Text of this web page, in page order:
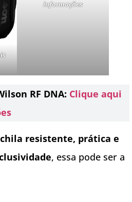
informações
RF DNA: Clique aqui
resistente, prática e
, essa pode ser a